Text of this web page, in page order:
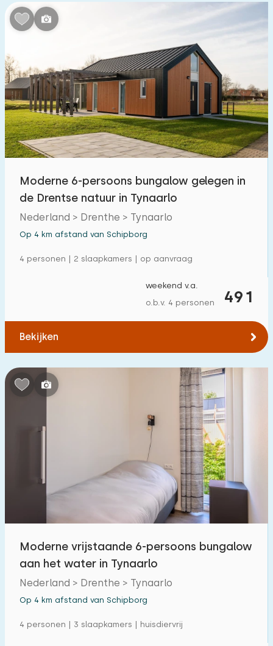
Moderne 6-persoons bungalow gelegen in
de Drentse natuur in Tynaarlo
Nederland > Drenthe > Tynaarlo
Op 4 km afstand van Schipborg
4 personen | 2 slaapkamers | op aanvraag
491
weekend v.a.
o.b.v. 4 personen
Bekijken
Moderne vrijstaande 6-persoons bungalow
aan het water in Tynaarlo
Nederland > Drenthe > Tynaarlo
Op 4 km afstand van Schipborg
4 personen | 3 slaapkamers | huisdiervrij